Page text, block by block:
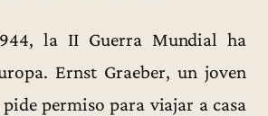
la II Guerra Mundial ha
Ernst Graeber, un joven
permiso para viajar a casa